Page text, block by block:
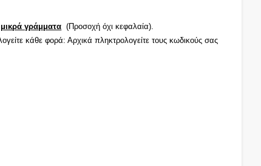
μικρά γράμματα (Προσοχή όχι κεφαλαία).
κάθε φορά: Αρχικά πληκτρολογείτε τους κωδικούς σας